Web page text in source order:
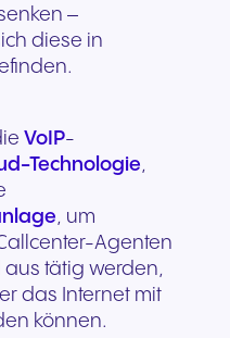
–
diese in
VoIP-
Technologie,
, um
Agenten
aus tätig werden,
das Internet mit
können.